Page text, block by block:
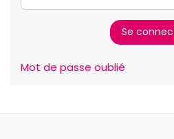
Mot de passe oublié